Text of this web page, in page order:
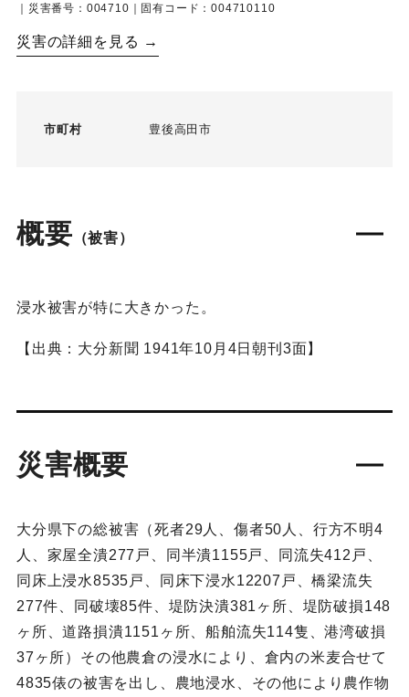
｜災害番号：004710｜固有コード：004710110
災害の詳細を見る →
市町村 豊後高田市
概要 （被害）
浸水被害が特に大きかった。
【出典：大分新聞 1941年10月4日朝刊3面】
災害概要
大分県下の総被害（死者29人、傷者50人、行方不明4
人、家屋全潰277戸、同半潰1155戸、同流失412戸、
同床上浸水8535戸、同床下浸水12207戸、橋梁流失
277件、同破壊85件、堤防決潰381ヶ所、堤防破損148
ヶ所、道路損潰1151ヶ所、船舶流失114隻、港湾破損
37ヶ所）その他農倉の浸水により、倉内の米麦合せて
4835俵の被害を出し、農地浸水、その他により農作物